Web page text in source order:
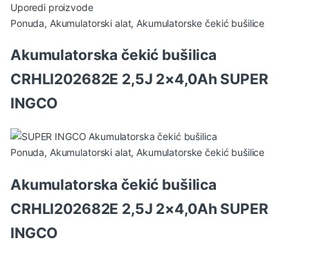
Uporedi proizvode
Ponuda, Akumulatorski alat, Akumulatorske čekić bušilice
Akumulatorska čekić bušilica
CRHLI202682E 2,5J 2×4,0Ah SUPER
INGCO
Ponuda, Akumulatorski alat, Akumulatorske čekić bušilice
Akumulatorska čekić bušilica
CRHLI202682E 2,5J 2×4,0Ah SUPER
INGCO